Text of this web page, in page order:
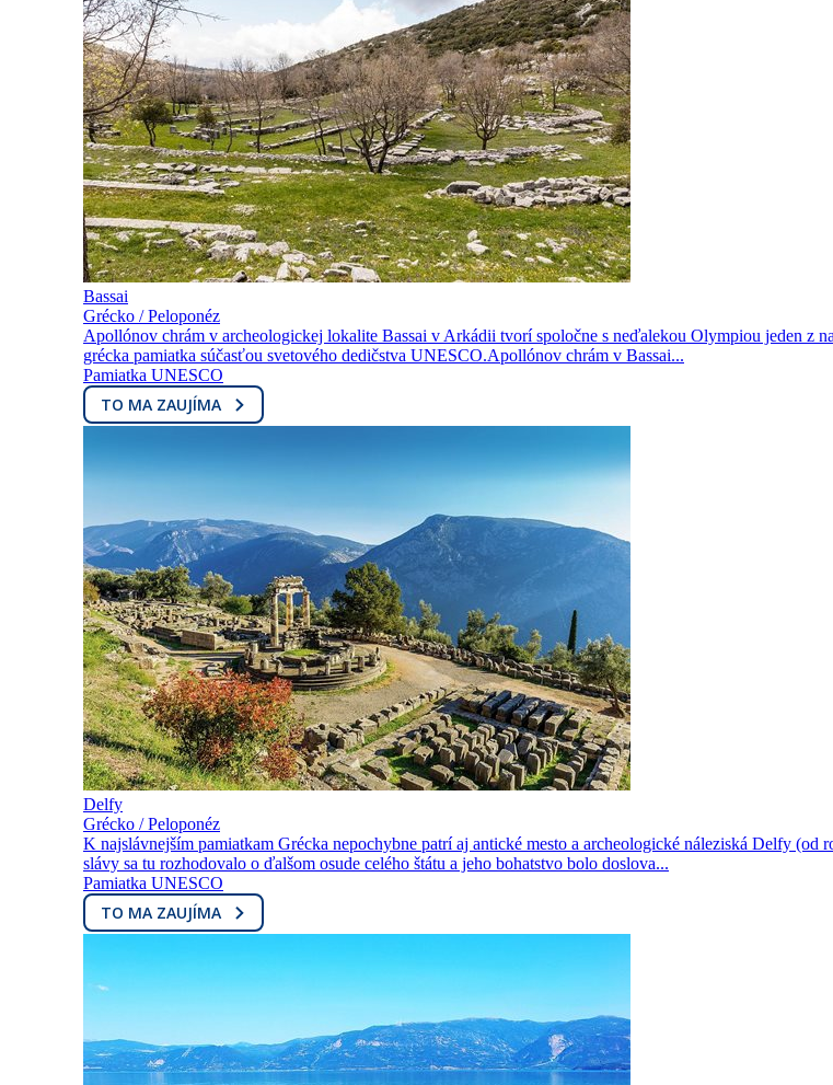
Bassai
Grécko / Peloponéz
Apollónov chrám v archeologickej lokalite Bassai v Arkádii tvorí spoločne s neďalekou Olympiou jeden z
grécka pamiatka súčasťou svetového dedičstva UNESCO.Apollónov chrám v Bassai...
Pamiatka UNESCO
TO MA ZAUJÍMA
Delfy
Grécko / Peloponéz
K najslávnejším pamiatkam Grécka nepochybne patrí aj antické mesto a archeologické náleziská Delfy
slávy sa tu rozhodovalo o ďalšom osude celého štátu a jeho bohatstvo bolo doslova...
Pamiatka UNESCO
TO MA ZAUJÍMA